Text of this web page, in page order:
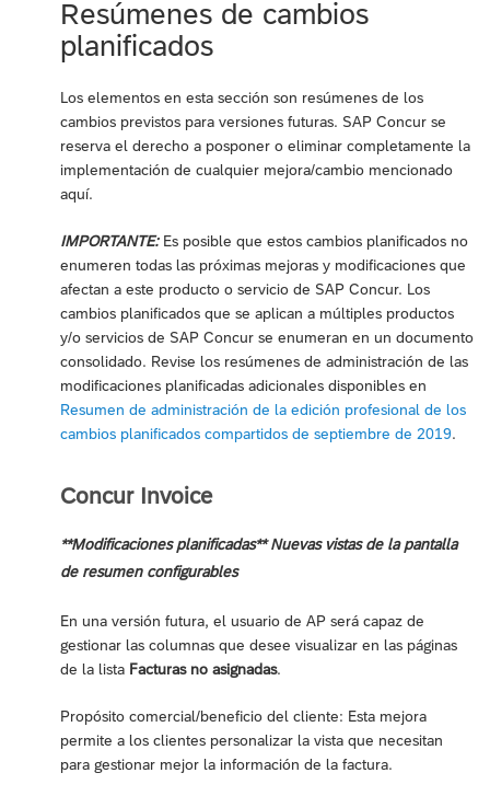
Resúmenes de cambios
planificados
Los elementos en esta sección son resúmenes de los
cambios previstos para versiones futuras. SAP Concur se
reserva el derecho a posponer o eliminar completamente la
implementación de cualquier mejora/cambio mencionado
aquí.
IMPORTANTE:Es posible que estos cambios planificados no
enumeren todas las próximas mejoras y modificaciones que
afectan a este producto o servicio de SAP Concur. Los
cambios planificados que se aplican a múltiples productos
y/o servicios de SAP Concur se enumeran en un documento
consolidado. Revise los resúmenes de administración de las
modificaciones planificadas adicionales disponibles en
Resumen de administración de la edición profesional de los
cambios planificados compartidos de septiembre de 2019.
Concur Invoice
**Modificaciones planificadas** Nuevas vistas de la pantalla
de resumen configurables
En una versión futura, el usuario de AP será capaz de
gestionar las columnas que desee visualizar en las páginas
de la lista Facturas no asignadas.
Propósito comercial/beneficio del cliente: Esta mejora
permite a los clientes personalizar la vista que necesitan
para gestionar mejor la información de la factura.